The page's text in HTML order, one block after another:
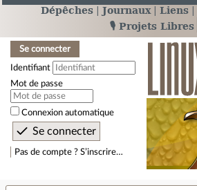
Dépêches Journaux Liens
🎙️ Projets Libres
Se connecter
Identifiant
Mot de passe
Connexion automatique
Pas de compte ? S’inscrire…